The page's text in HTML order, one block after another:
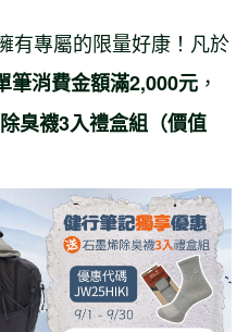
有專屬的限量好康！凡於
筆消費金額滿2,000元 ，
臭襪3入禮盒組 （價值